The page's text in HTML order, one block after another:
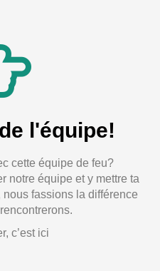
l'équipe!
cette équipe de feu?
notre équipe et y mettre ta
nous fassions la différence
c’est ici